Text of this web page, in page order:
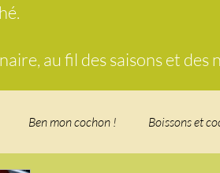
au fil des saisons et des
Ben mon cochon ! Boissons et